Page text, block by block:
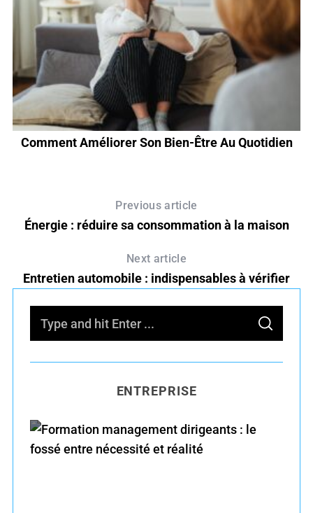
Comment Améliorer Son Bien-Être Au Quotidien
Previous article
Énergie : réduire sa consommation à la maison
Next article
Entretien automobile : indispensables à vérifier
f
o
S
A
C
ENTREPRISE